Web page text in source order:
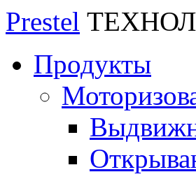
Prestel
Продукты